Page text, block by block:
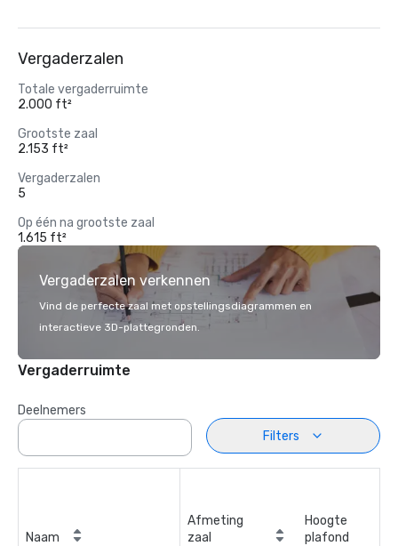
Vergaderzalen
Totale vergaderruimte
2.000 ft²
Grootste zaal
2.153 ft²
Vergaderzalen
5
Op één na grootste zaal
1.615 ft²
Vergaderzalen verkennen
Vind de perfecte zaal met opstellingsdiagrammen en
interactieve 3D-plattegronden.
Vergaderruimte
Deelnemers
Filters
Naam
Afmeting
zaal
Hoogte
plafond